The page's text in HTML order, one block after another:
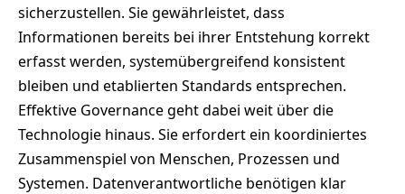
sicherzustellen. Sie gewährleistet, dass
Informationen bereits bei ihrer Entstehung korrekt
erfasst werden, systemübergreifend konsistent
bleiben und etablierten Standards entsprechen.
Effektive Governance geht dabei weit über die
Technologie hinaus. Sie erfordert ein koordiniertes
Zusammenspiel von Menschen, Prozessen und
Systemen. Datenverantwortliche benötigen klar